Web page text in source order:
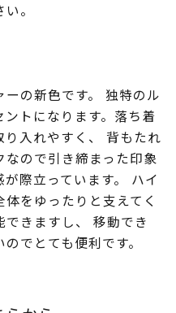
。
の新色です。 独特のル
トになります。落ち着
入れやすく、 背もたれ
ので引き締まった印象
際立っています。 ハイ
をゆったりと支えてく
きますし、 移動でき
でとても便利です。